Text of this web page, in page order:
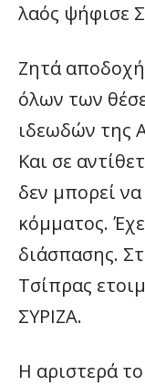
λαός ψήφισε
Ζητά
όλων των
ιδεωδών της
Και σε
δεν μπορεί
κόμματος.
διάσπασης.
Τσίπρας
ΣΥΡΙΖΑ.
Η αριστερά